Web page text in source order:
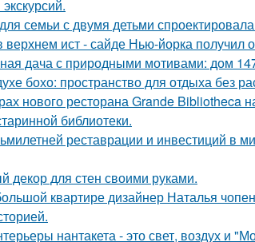
семьи с двумя детьми
верхнем ист - сайде Нью-йорка
дача с природными мотивами: дом
бохо: пространство для отдыха без
нового ресторана Grande Bibliotheca
библиотеки.
реставрации и инвестиций в
декор для стен своими руками.
квартире дизайнер Наталья
нантакета - это свет, воздух и